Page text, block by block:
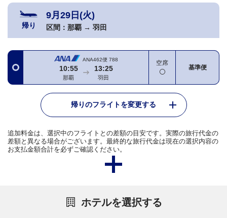
帰り
9月29日(火)
区間： 那覇 → 羽田
ANA462便 788
10:55
那覇
13:25
羽田
空席
基準便
帰りのフライトを変更する
追加料金は、選択中のフライトとの差額の目安です。実際の旅行代金の
差額と異なる場合がございます。最終的な旅行代金は現在の選択内容の
お支払金額合計を必ずご確認ください。
ホテルを選択する